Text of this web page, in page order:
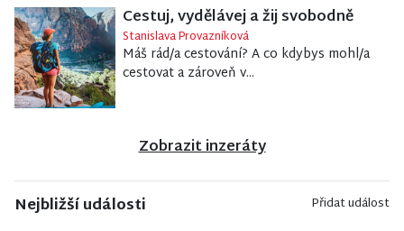
Cestuj, vydělávej a žij svobodně
Stanislava Provazníková
Máš rád/a cestování? A co kdybys mohl/a
cestovat a zároveň v...
Zobrazit inzeráty
Nejbližší události Přidat událost